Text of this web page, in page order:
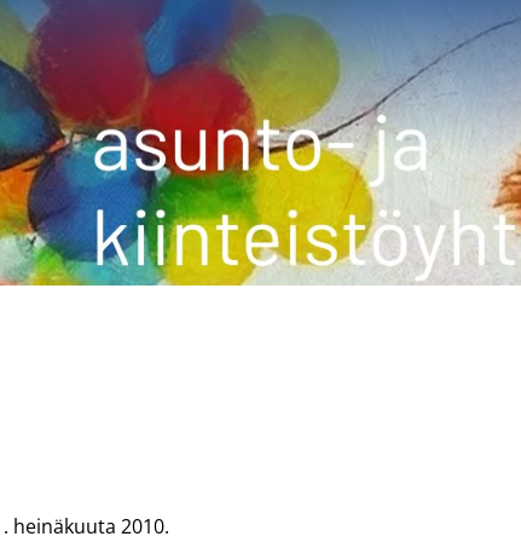
heinäkuuta 2010.